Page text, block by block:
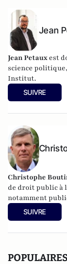
Jean
Jean Petaux est
science
Institut.
SUIVRE
Christophe
de droit public à
notamment
XXe siècle
du conservatisme
SUIVRE
POPULAIRES